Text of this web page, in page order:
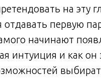
на эту
отдавать первую
начинают
интуиция и как он